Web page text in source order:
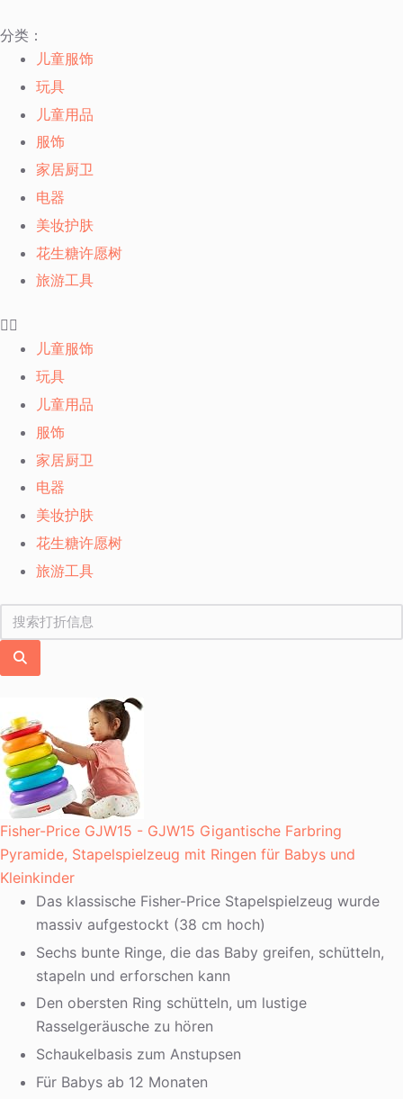
过
内
容
分类：
儿童服饰
玩具
儿童用品
服饰
家居厨卫
电器
美妆护肤
花生糖许愿树
旅游工具
儿童服饰
玩具
儿童用品
服饰
家居厨卫
电器
美妆护肤
花生糖许愿树
旅游工具
Fisher-Price GJW15 - GJW15 Gigantische Farbring
Pyramide, Stapelspielzeug mit Ringen für Babys und
Kleinkinder
Das klassische Fisher-Price Stapelspielzeug wurde
massiv aufgestockt (38 cm hoch)
Sechs bunte Ringe, die das Baby greifen, schütteln,
stapeln und erforschen kann
Den obersten Ring schütteln, um lustige
Rasselgeräusche zu hören
Schaukelbasis zum Anstupsen
Für Babys ab 12 Monaten